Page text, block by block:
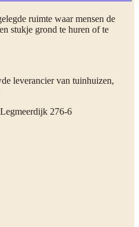
ruimte waar mensen de
stukje grond te huren of te
leverancier van tuinhuizen,
Legmeerdijk 276-6